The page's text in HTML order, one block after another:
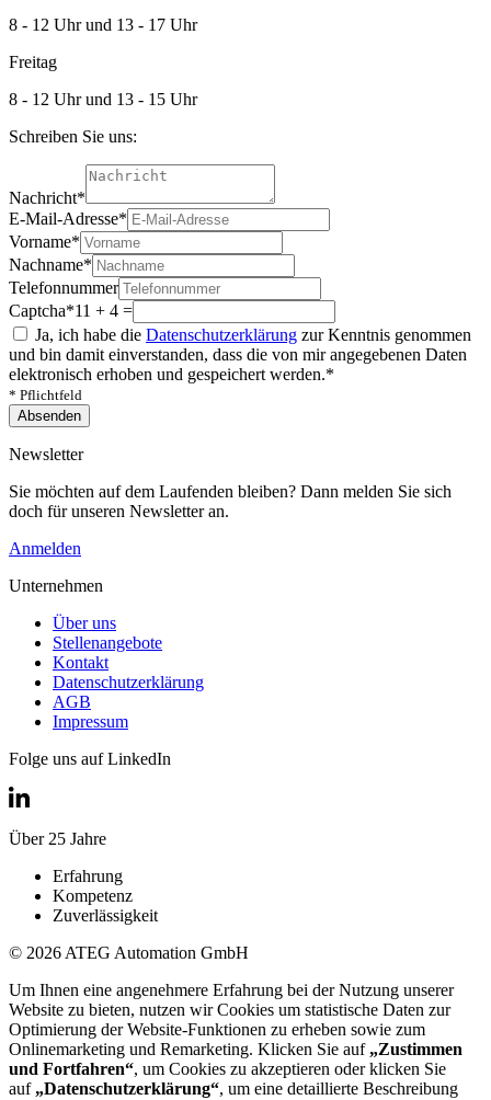
8 - 12 Uhr und 13 - 17 Uhr
Freitag
8 - 12 Uhr und 13 - 15 Uhr
Schreiben Sie uns:
Nachricht*
E-Mail-Adresse*
Vorname*
Nachname*
Telefonnummer
Captcha*11 + 4 =
Ja, ich habe die Datenschutzerklärung zur Kenntnis genommen
und bin damit einverstanden, dass die von mir angegebenen Daten
elektronisch erhoben und gespeichert werden.*
* Pflichtfeld
Absenden
Newsletter
Sie möchten auf dem Laufenden bleiben? Dann melden Sie sich
doch für unseren Newsletter an.
Anmelden
Unternehmen
Über uns
Stellenangebote
Kontakt
Datenschutzerklärung
AGB
Impressum
Folge uns auf LinkedIn
Über 25 Jahre
Erfahrung
Kompetenz
Zuverlässigkeit
© 2026 ATEG Automation GmbH
Um Ihnen eine angenehmere Erfahrung bei der Nutzung unserer
Website zu bieten, nutzen wir Cookies um statistische Daten zur
Optimierung der Website-Funktionen zu erheben sowie zum
Onlinemarketing und Remarketing. Klicken Sie auf „Zustimmen
und Fortfahren“, um Cookies zu akzeptieren oder klicken Sie
auf „Datenschutzerklärung“, um eine detaillierte Beschreibung